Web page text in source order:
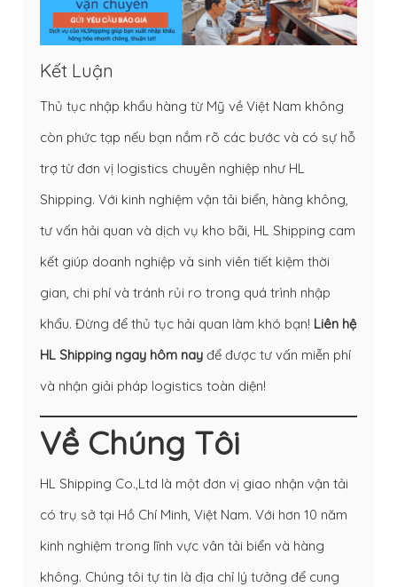
Kết Luận
Thủ tục nhập khẩu hàng từ Mỹ về Việt Nam không
còn phức tạp nếu bạn nắm rõ các bước và có sự hỗ
trợ từ đơn vị logistics chuyên nghiệp như HL
Shipping. Với kinh nghiệm vận tải biển, hàng không,
tư vấn hải quan và dịch vụ kho bãi, HL Shipping cam
kết giúp doanh nghiệp và sinh viên tiết kiệm thời
gian, chi phí và tránh rủi ro trong quá trình nhập
khẩu. Đừng để thủ tục hải quan làm khó bạn! Liên hệ
HL Shipping ngay hôm nay để được tư vấn miễn phí
và nhận giải pháp logistics toàn diện!
Về Chúng Tôi
HL Shipping Co.,Ltd là một đơn vị giao nhận vận tải
có trụ sở tại Hồ Chí Minh, Việt Nam. Với hơn 10 năm
kinh nghiệm trong lĩnh vực vân tải biển và hàng
không. Chúng tôi tự tin là địa chỉ lý tưởng để cung